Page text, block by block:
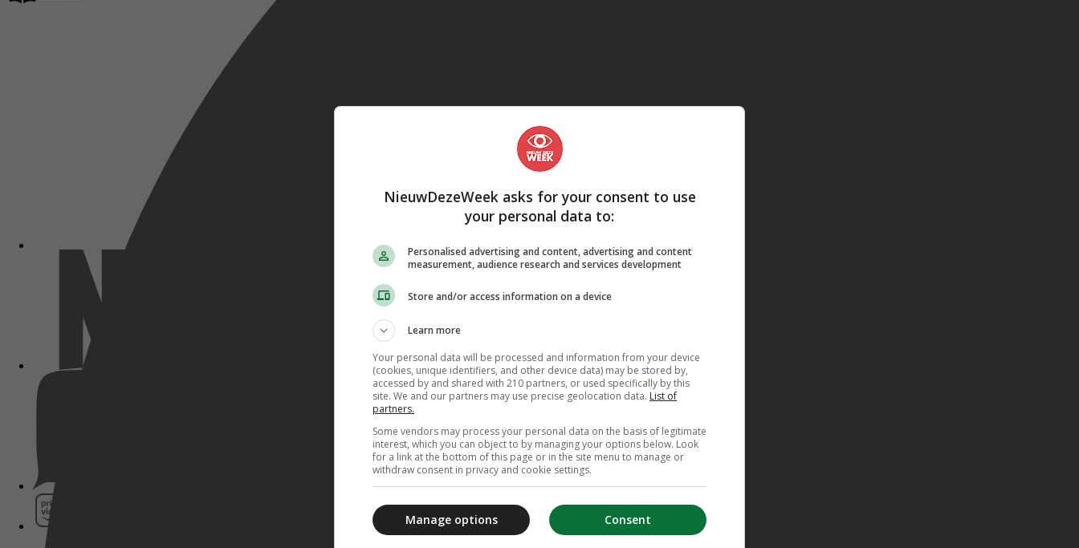
NieuwDezeWeek asks for your consent to use
your personal data to:
Personalised advertising and content, advertising and content
measurement, audience research and services development
Store and/or access information on a device
Learn more
Your personal data will be processed and information from your device
(cookies, unique identifiers, and other device data) may be stored by,
accessed by and shared with 210 partners, or used specifically by this
site. We and our partners may use precise geolocation data. List of
partners.
Some vendors may process your personal data on the basis of legitimate
interest, which you can object to by managing your options below. Look
for a link at the bottom of this page or in the site menu to manage or
withdraw consent in privacy and cookie settings.
Consent
Manage options